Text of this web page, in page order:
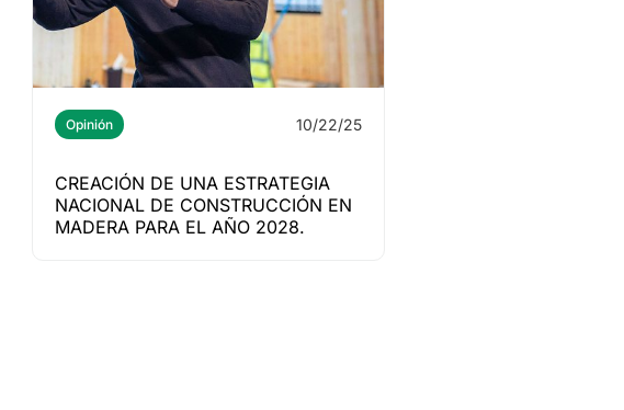
Opinión 10/22/25
CREACIÓN DE UNA ESTRATEGIA
NACIONAL DE CONSTRUCCIÓN EN
MADERA PARA EL AÑO 2028.